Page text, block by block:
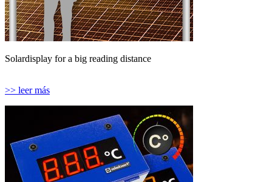
Solardisplay for a big reading distance
>> leer más